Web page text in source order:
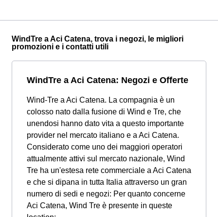
WindTre a Aci Catena, trova i negozi, le migliori
promozioni e i contatti utili
WindTre a Aci Catena: Negozi e Offerte
Wind-Tre a Aci Catena. La compagnia è un
colosso nato dalla fusione di Wind e Tre, che
unendosi hanno dato vita a questo importante
provider nel mercato italiano e a Aci Catena.
Considerato come uno dei maggiori operatori
attualmente attivi sul mercato nazionale, Wind
Tre ha un'estesa rete commerciale a Aci Catena
e che si dipana in tutta Italia attraverso un gran
numero di sedi e negozi: Per quanto concerne
Aci Catena, Wind Tre è presente in queste